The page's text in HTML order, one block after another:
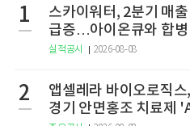
1
스카이워터, 2분기 매
급증…아이온큐와 합병
실적공시 2026-08-08
2
앱셀레라 바이오로직스
경기 안면홍조 치료제